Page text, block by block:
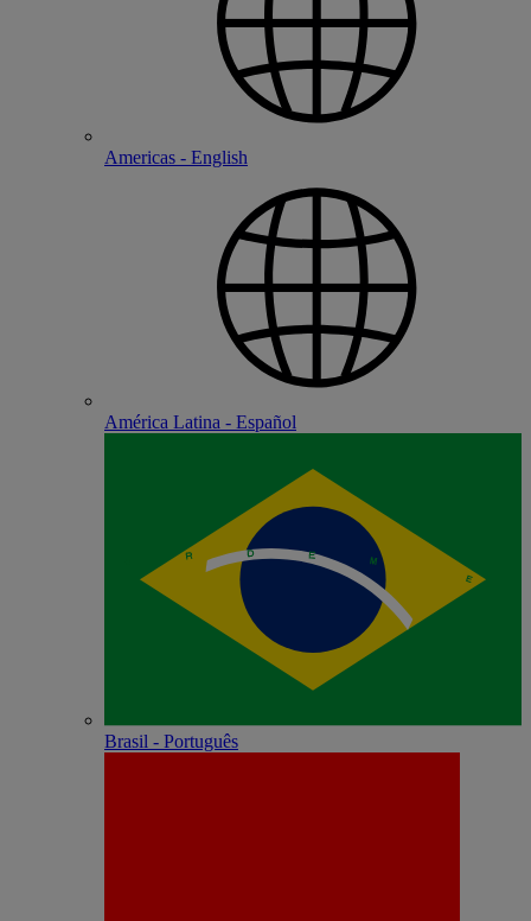
Americas - English
América Latina - Español
Brasil - Português